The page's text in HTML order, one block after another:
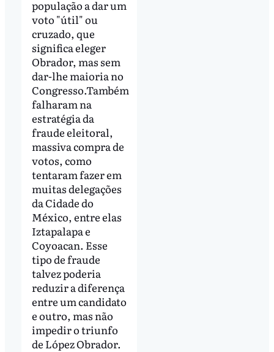
população a dar um
voto "útil" ou
cruzado, que
significa eleger
Obrador, mas sem
dar-lhe maioria no
Congresso.Também
falharam na
estratégia da
fraude eleitoral,
massiva compra de
votos, como
tentaram fazer em
muitas delegações
da Cidade do
México, entre elas
Iztapalapa e
Coyoacan. Esse
tipo de fraude
talvez poderia
reduzir a diferença
entre um candidato
e outro, mas não
impedir o triunfo
de López Obrador.